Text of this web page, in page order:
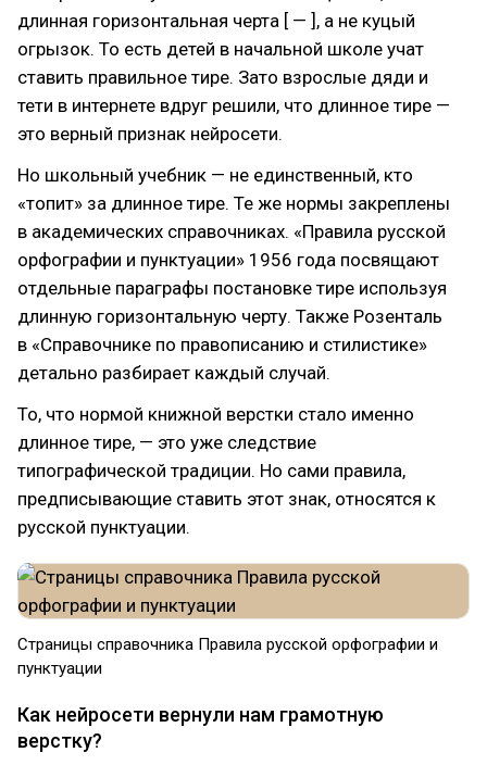
длинная горизонтальная черта [ — ], а не куцый
огрызок. То есть детей в начальной школе учат
ставить правильное тире. Зато взрослые дяди и
тети в интернете вдруг решили, что длинное тире —
это верный признак нейросети.
Но школьный учебник — не единственный, кто
«топит» за длинное тире. Те же нормы закреплены
в академических справочниках. «Правила русской
орфографии и пунктуации» 1956 года посвящают
отдельные параграфы постановке тире используя
длинную горизонтальную черту. Также Розенталь
в «Справочнике по правописанию и стилистике»
детально разбирает каждый случай.
То, что нормой книжной верстки стало именно
длинное тире, — это уже следствие
типографической традиции. Но сами правила,
предписывающие ставить этот знак, относятся к
русской пунктуации.
Страницы справочника Правила русской орфографии и
пунктуации
Как нейросети вернули нам грамотную
верстку?